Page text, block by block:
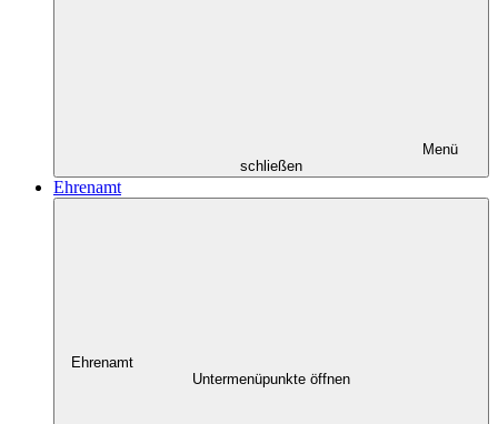
Menü
schließen
Ehrenamt
Ehrenamt
Untermenüpunkte öffnen